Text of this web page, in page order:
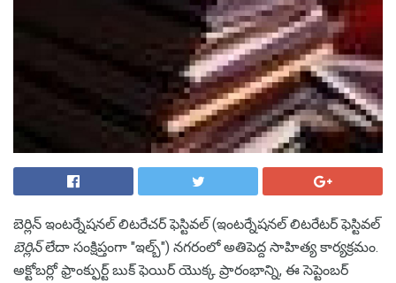
బెర్లిన్ ఇంటర్నేషనల్ లిటరేచర్ ఫెస్టివల్ (ఇంటర్నేషనల్ లిటరేటర్ ఫెస్టివల్
బెర్లిన్లేదా సంక్షిప్తంగా "ఇల్బ్") నగరంలో అతిపెద్ద సాహిత్య కార్యక్రమం.
అక్టోబర్లో ఫ్రాంక్ఫుర్ట్ బుక్ ఫెయిర్ యొక్క ప్రారంభాన్ని, ఈ సెప్టెంబర్